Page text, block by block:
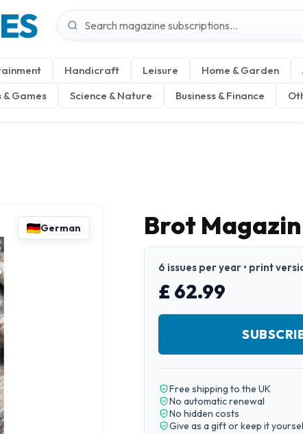
Handicraft Leisure Home & Garden
& Games Science & Nature Business & Finance
German Brot
6 issues per year • print
£ 62.99
Free shipping to the UK
No automatic renewal
No hidden costs
Give as a gift or keep it